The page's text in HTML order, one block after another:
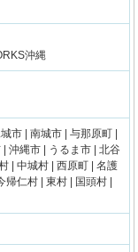
沖縄
市 | 南城市 | 与那原町 |
沖縄市 | うるま市 | 北谷
| 中城村 | 西原町 | 名護
仁村 | 東村 | 国頭村 |